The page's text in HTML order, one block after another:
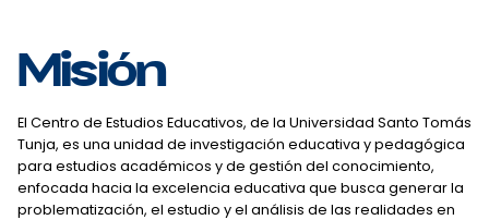
Misión
El Centro de Estudios Educativos, de la Universidad Santo Tomás
Tunja, es una unidad de investigación educativa y pedagógica
para estudios académicos y de gestión del conocimiento,
enfocada hacia la excelencia educativa que busca generar la
problematización, el estudio y el análisis de las realidades en